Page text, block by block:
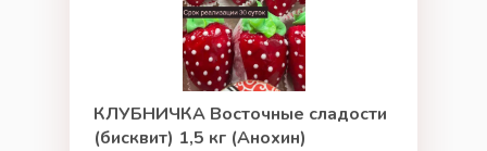
КЛУБНИЧКА Восточные сладости
(бисквит) 1,5 кг (Анохин)